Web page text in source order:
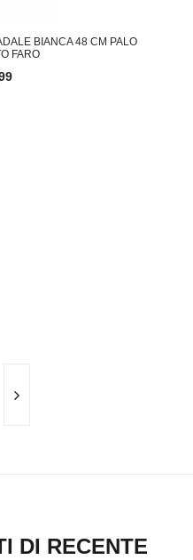
BIANCA 48 CM PALO
FARO
DI RECENTE